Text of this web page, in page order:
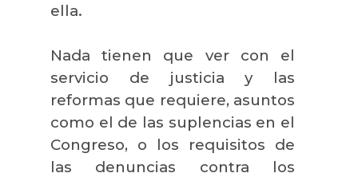
ella.
Nada tienen que ver con el
servicio de justicia y las
reformas que requiere, asuntos
como el de las suplencias en el
Congreso, o los requisitos de
las denuncias contra los